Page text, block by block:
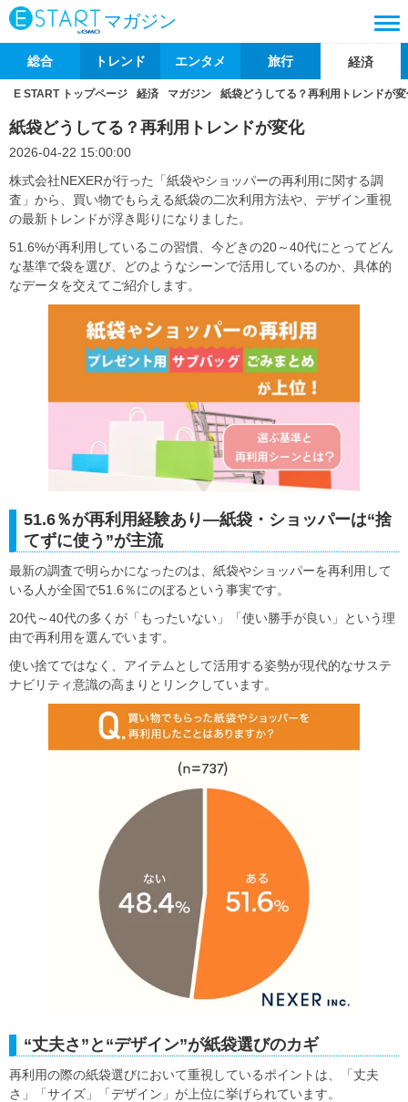
マガジン
総合 トレンド エンタメ 旅行 経済
E START トップページ 経済 マガジン 紙袋どうしてる？再利用トレンドが
紙袋どうしてる？再利用トレンドが変化
2026-04-22 15:00:00
株式会社NEXERが行った「紙袋やショッパーの再利用に関する調
査」から、買い物でもらえる紙袋の二次利用方法や、デザイン重視
の最新トレンドが浮き彫りになりました。
51.6%が再利用しているこの習慣、今どきの20～40代にとってどん
な基準で袋を選び、どのようなシーンで活用しているのか、具体的
なデータを交えてご紹介します。
51.6％が再利用経験あり―紙袋・ショッパーは“捨
てずに使う”が主流
最新の調査で明らかになったのは、紙袋やショッパーを再利用して
いる人が全国で51.6％にのぼるという事実です。
20代～40代の多くが「もったいない」「使い勝手が良い」という理
由で再利用を選んでいます。
使い捨てではなく、アイテムとして活用する姿勢が現代的なサステ
ナビリティ意識の高まりとリンクしています。
“丈夫さ”と“デザイン”が紙袋選びのカギ
再利用の際の紙袋選びにおいて重視しているポイントは、「丈夫
さ」「サイズ」「デザイン」が上位に挙げられています。